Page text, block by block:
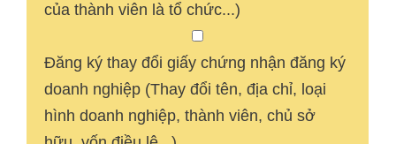
của thành viên là tổ chức...)
Đăng ký thay đổi giấy chứng nhận đăng ký
doanh nghiệp (Thay đổi tên, địa chỉ, loại
hình doanh nghiệp, thành viên, chủ sở